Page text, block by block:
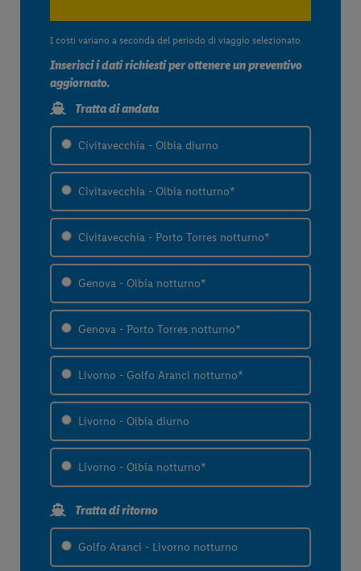
I costi variano a seconda del periodo di viaggio selezionato.
Inserisci i dati richiesti per ottenere un preventivo
aggiornato.
Tratta di andata
Civitavecchia - Olbia diurno
Civitavecchia - Olbia notturno*
Civitavecchia - Porto Torres notturno*
Genova - Olbia notturno*
Genova - Porto Torres notturno*
Livorno - Golfo Aranci notturno*
Livorno - Olbia diurno
Livorno - Olbia notturno*
Tratta di ritorno
Golfo Aranci - Livorno notturno